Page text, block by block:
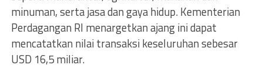
minuman, serta jasa dan gaya hidup. Kementerian
Perdagangan RI menargetkan ajang ini dapat
mencatatkan nilai transaksi keseluruhan sebesar
USD 16,5 miliar.